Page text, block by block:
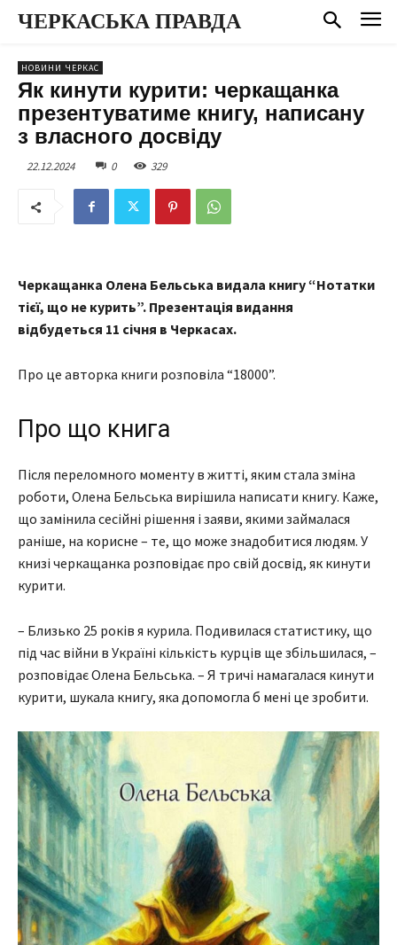
ЧЕРКАСЬКА ПРАВДА
НОВИНИ ЧЕРКАС
Як кинути курити: черкащанка
презентуватиме книгу, написану
з власного досвіду
22.12.2024 0 329
Черкащанка Олена Бельська видала книгу “Нотатки
тієї, що не курить”. Презентація видання
відбудеться 11 січня в Черкасах.
Про це авторка книги розповіла “18000”.
Про що книга
Після переломного моменту в житті, яким стала зміна
роботи, Олена Бельська вирішила написати книгу. Каже,
що замінила сесійні рішення і заяви, якими займалася
раніше, на корисне – те, що може знадобитися людям. У
книзі черкащанка розповідає про свій досвід, як кинути
курити.
– Близько 25 років я курила. Подивилася статистику, що
під час війни в Україні кількість курців ще збільшилася, –
розповідає Олена Бельська. – Я тричі намагалася кинути
курити, шукала книгу, яка допомогла б мені це зробити.